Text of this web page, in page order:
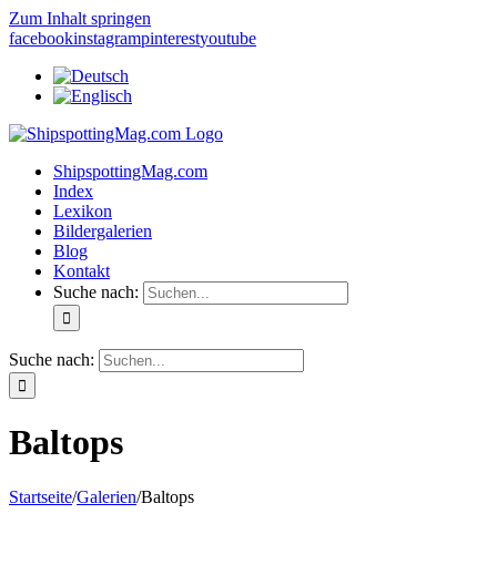
Zum Inhalt springen
facebookinstagrampinterestyoutube
ShipspottingMag.com
Index
Lexikon
Bildergalerien
Blog
Kontakt
Suche nach:
Suche nach:
Baltops
Startseite/Galerien/Baltops